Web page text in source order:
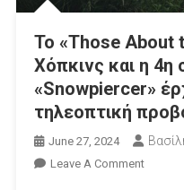
To «Those About
Χόπκινς και η 4η
«Snowpiercer»
τηλεοπτική
June 27, 2024
Leave A CommentOn